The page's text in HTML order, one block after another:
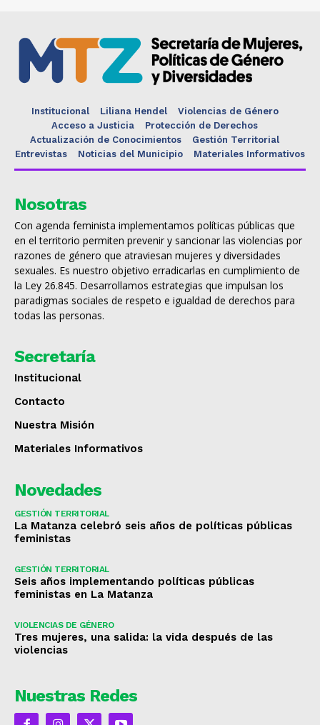
Institucional Liliana Hendel
Violencias de Género
Acceso a Justicia
Protección de Derechos
Actualización de Conocimientos
Gestión Territorial
Entrevistas
Noticias del Municipio Materiales Informativos
Nosotras
Con agenda feminista implementamos políticas públicas que
en el territorio permiten prevenir y sancionar las violencias por
razones de género que atraviesan mujeres y diversidades
sexuales. Es nuestro objetivo erradicarlas en cumplimiento de
la Ley 26.845. Desarrollamos estrategias que impulsan los
paradigmas sociales de respeto e igualdad de derechos para
todas las personas.
Secretaría
Institucional
Contacto
Nuestra Misión
Materiales Informativos
Novedades
GESTIÓN TERRITORIAL
La Matanza celebró seis años de políticas públicas
feministas
GESTIÓN TERRITORIAL
Seis años implementando políticas públicas
feministas en La Matanza
VIOLENCIAS DE GÉNERO
Tres mujeres, una salida: la vida después de las
violencias
Nuestras Redes